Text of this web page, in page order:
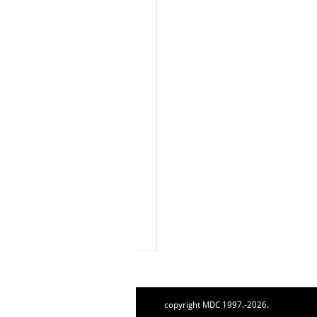
copyright MDC 1997.-2026.